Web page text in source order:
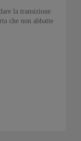
la transizione
che non abbatte